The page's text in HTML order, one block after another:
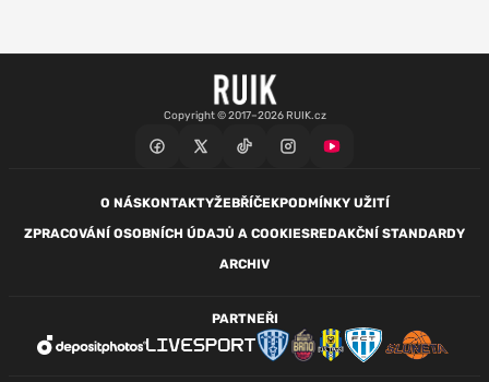
Copyright © 2017–2026 RUIK.cz
O NÁSKONTAKTYŽEBŘÍČEKPODMÍNKY UŽITÍ
ZPRACOVÁNÍ OSOBNÍCH ÚDAJŮ A COOKIESREDAKČNÍ STANDARDY
ARCHIV
PARTNEŘI